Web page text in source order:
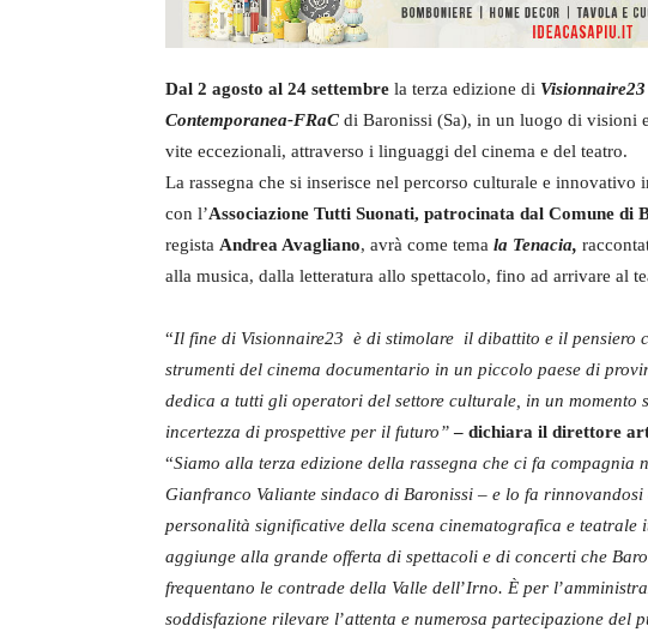
Dal 2 agosto al 24 settembre la terza edizione di
Contemporanea-FRaC di Baronissi (Sa), in un luogo di visioni
vite eccezionali, attraverso i linguaggi del cinema e del teatro.
La rassegna che si inserisce nel percorso culturale e innovativo
con l’Associazione Tutti Suonati, patrocinata dal Comune di
regista Andrea Avagliano, avrà come tema la Tenacia,
alla musica, dalla letteratura allo spettacolo, fino ad arrivare al
“Il fine di Visionnaire23 è di stimolare il dibattito e il
strumenti del cinema documentario in un piccolo paese di
dedica a tutti gli operatori del settore culturale, in un momento
incertezza di prospettive per il futuro”– dichiara il direttore
“Siamo alla terza edizione della rassegna che ci fa compagnia
Gianfranco Valiante sindaco di Baronissi – e lo fa
personalità significative della scena cinematografica e teatrale
aggiunge alla grande offerta di spettacoli e di concerti che
frequentano le contrade della Valle dell’Irno. È per l’
soddisfazione rilevare l’attenta e numerosa partecipazione del